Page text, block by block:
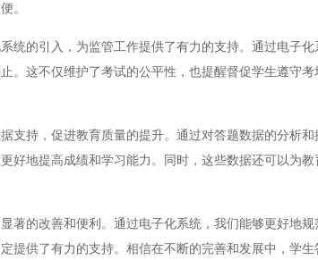
。
的引入，为监管工作提供了有力的支持。通过电子化
。这不仅维护了考试的公平性，也提醒督促学生遵守
持，促进教育质量的提升。通过对答题数据的分析和
好地提高成绩和学习能力。同时，这些数据还可以为
的改善和便利。通过电子化系统，我们能够更好地规
提供了有力的支持。相信在不断的完善和发展中，学